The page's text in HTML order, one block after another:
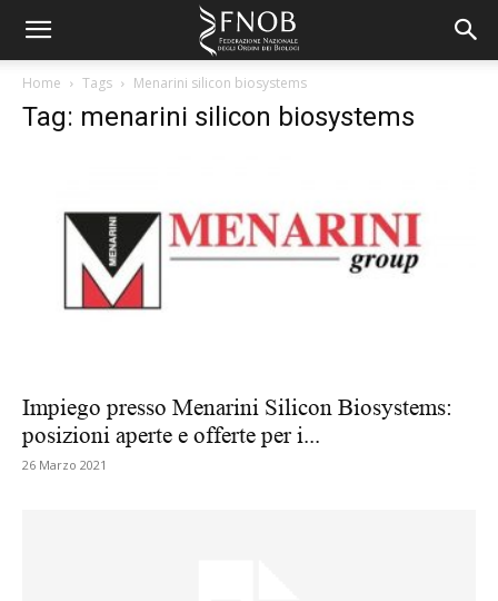
Home Tags Menarini silicon biosystems
Tag: menarini silicon biosystems
Impiego presso Menarini Silicon Biosystems:
posizioni aperte e offerte per i...
26 Marzo 2021